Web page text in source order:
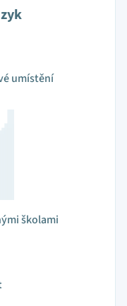
umístění
školami